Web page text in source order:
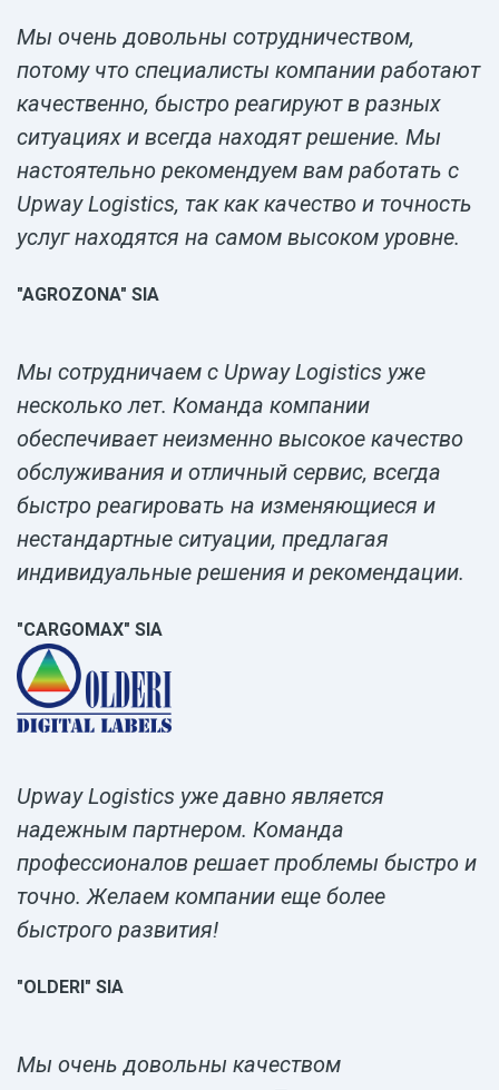
Мы очень довольны сотрудничеством,
потому что специалисты компании работают
качественно, быстро реагируют в разных
ситуациях и всегда находят решение. Мы
настоятельно рекомендуем вам работать с
Upway Logistics, так как качество и точность
услуг находятся на самом высоком уровне.
"AGROZONA" SIA
Мы сотрудничаем с Upway Logistics уже
несколько лет. Команда компании
обеспечивает неизменно высокое качество
обслуживания и отличный сервис, всегда
быстро реагировать на изменяющиеся и
нестандартные ситуации, предлагая
индивидуальные решения и рекомендации.
"CARGOMAX" SIA
Upway Logistics уже давно является
надежным партнером. Команда
профессионалов решает проблемы быстро и
точно. Желаем компании еще более
быстрого развития!
"OLDERI" SIA
Мы очень довольны качеством